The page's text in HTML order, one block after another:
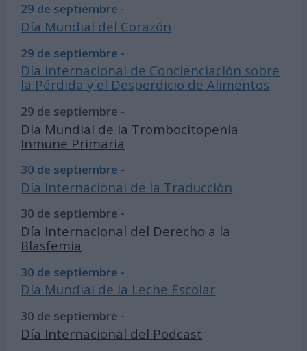
29 de septiembre -
Día Mundial del Corazón
29 de septiembre -
Día Internacional de Concienciación sobre
la Pérdida y el Desperdicio de Alimentos
29 de septiembre -
Día Mundial de la Trombocitopenia
Inmune Primaria
30 de septiembre -
Día Internacional de la Traducción
30 de septiembre -
Día Internacional del Derecho a la
Blasfemia
30 de septiembre -
Día Mundial de la Leche Escolar
30 de septiembre -
Día Internacional del Podcast